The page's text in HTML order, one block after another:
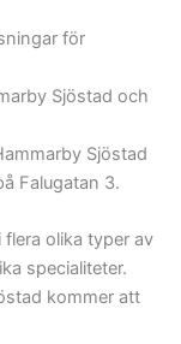
för
Sjöstad och
Sjöstad
Falugatan 3.
flera olika typer av
specialiteter.
kommer att